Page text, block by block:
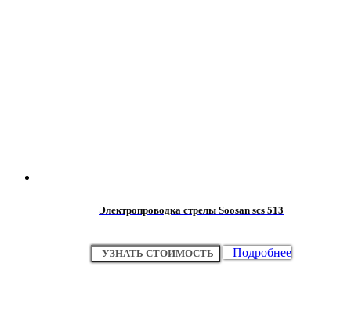
Электропроводка стрелы Soosan scs 513
УЗНАТЬ СТОИМОСТЬ Подробнее